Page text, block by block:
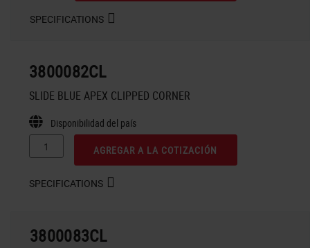
SPECIFICATIONS
3800082CL
SLIDE BLUE APEX CLIPPED CORNER
Disponibilidad del país
AGREGAR A LA COTIZACIÓN
SPECIFICATIONS
3800083CL